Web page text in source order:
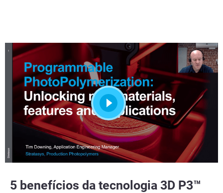
5 benefícios da tecnologia 3D P3™